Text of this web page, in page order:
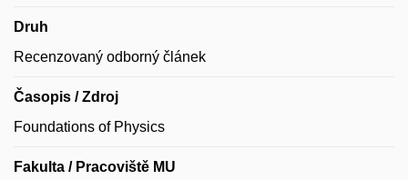
Druh
Recenzovaný odborný článek
Časopis / Zdroj
Foundations of Physics
Fakulta / Pracoviště MU